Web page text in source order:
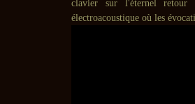
clavier sur l'éternel retour
électroacoustique où les